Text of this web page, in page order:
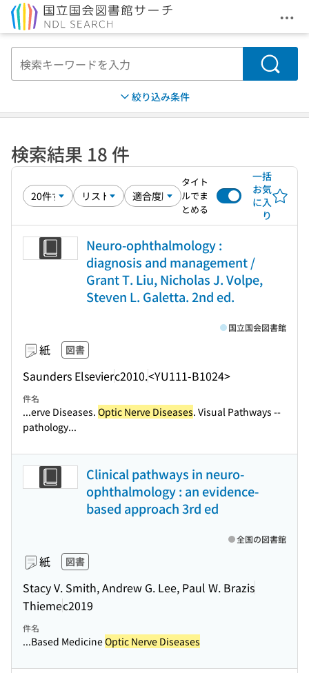
メ
検索
絞り込み条件
検索結果 18 件
タイト
ルでま
とめる
一括
お気
に入
り
Neuro-ophthalmology :
diagnosis and management /
Grant T. Liu, Nicholas J. Volpe,
Steven L. Galetta. 2nd ed.
紙 図書
Saunders Elsevierc2010.<YU111-B1024>
国立国会図書館
件名
...erve Diseases. Optic Nerve Diseases. Visual Pathways --
pathology...
Clinical pathways in neuro-
ophthalmology : an evidence-
based approach 3rd ed
紙 図書
Stacy V. Smith, Andrew G. Lee, Paul W. Brazis
Thiemec2019
全国の図書館
件名
...Based MedicineOptic Nerve Diseases